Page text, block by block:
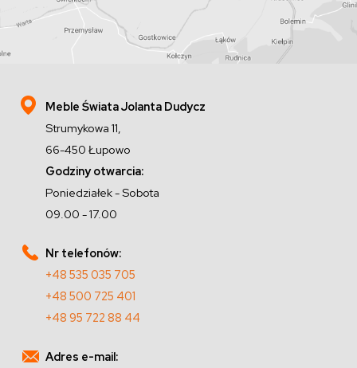
Meble Świata Jolanta Dudycz
Strumykowa 11,
66-450 Łupowo
Godziny otwarcia:
Poniedziałek - Sobota
09.00 - 17.00
Nr telefonów:
+48 535 035 705
+48 500 725 401
+48 95 722 88 44
Adres e-mail: